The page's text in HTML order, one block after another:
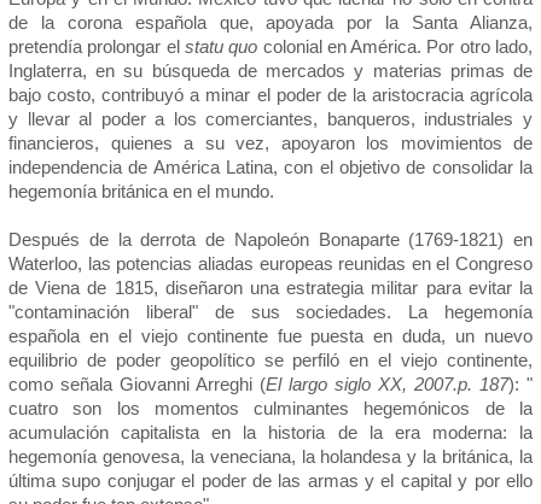
de la corona española que, apoyada por la Santa Alianza,
pretendía prolongar el statu quo colonial en América. Por otro lado,
Inglaterra, en su búsqueda de mercados y materias primas de
bajo costo, contribuyó a minar el poder de la aristocracia agrícola
y llevar al poder a los comerciantes, banqueros, industriales y
financieros, quienes a su vez, apoyaron los movimientos de
independencia de América Latina, con el objetivo de consolidar la
hegemonía británica en el mundo.
Después de la derrota de Napoleón Bonaparte (1769-1821) en
Waterloo, las potencias aliadas europeas reunidas en el Congreso
de Viena de 1815, diseñaron una estrategia militar para evitar la
"contaminación liberal" de sus sociedades. La hegemonía
española en el viejo continente fue puesta en duda, un nuevo
equilibrio de poder geopolítico se perfiló en el viejo continente,
como señala Giovanni Arreghi (El largo siglo XX, 2007.p. 187): "
cuatro son los momentos culminantes hegemónicos de la
acumulación capitalista en la historia de la era moderna: la
hegemonía genovesa, la veneciana, la holandesa y la británica, la
última supo conjugar el poder de las armas y el capital y por ello